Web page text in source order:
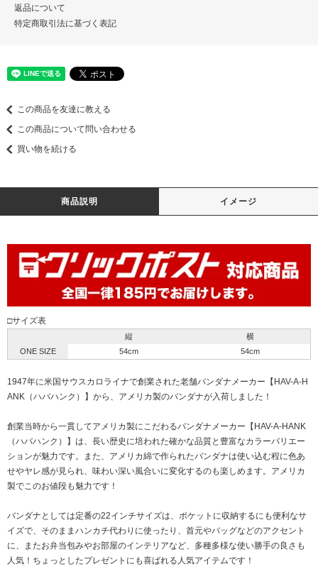
返品について
特定商取引法に基づく表記
この商品を友達に教える
この商品について問い合わせる
買い物を続ける
商品説明 イメージ
□サイズ表
縦
横
ONE SIZE
54cm 54cm
1947年に米国サウスカロライナで創業された老舗バンダナメーカー【HAV-A-H
ANK（ハバハンク）】から、アメリカ製のバンダナが入荷しました！
創業当時から一貫してアメリカ製にこだわるバンダナメーカー【HAV-A-HANK
（ハバハンク）】は、長い歴史に培われた確かな品質と豊富なカラーバリエー
ションが魅力です。また、アメリカ綿で作られたバンダナは使い込む程に色あ
せやヤレ感が見られ、味わい深い風合いに変化するのも楽しめます。アメリカ
製でこのお値段も魅力です！
バンダナとしては定番の22インチサイズは、ポケットに収納するにも便利なサ
イズで、そのままハンカチ代わりに使ったり、首元やバッグなどのアクセント
に、またお弁当包みやお部屋のインテリアなど、多種多様な使い勝手の良さも
人気！ちょっとしたプレゼントにも喜ばれる人気アイテムです！